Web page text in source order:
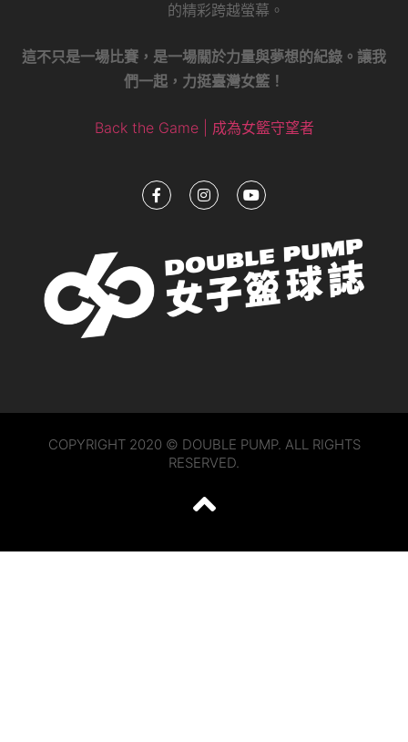
的精彩跨越螢幕。
這不只是一場比賽，是一場關於力量與夢想的紀錄。讓我
們一起，力挺臺灣女籃！
Back the Game | 成為女籃守望者
COPYRIGHT 2020 © DOUBLE PUMP. ALL RIGHTS
RESERVED.